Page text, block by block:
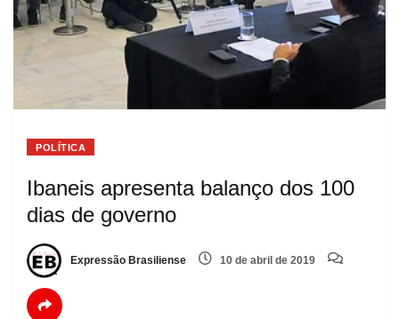
POLÍTICA
Ibaneis apresenta balanço dos 100
dias de governo
Expressão Brasiliense 10 de abril de 2019